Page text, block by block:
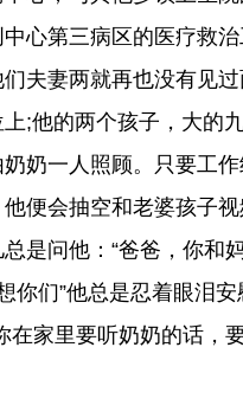
心第三病区的医疗救
夫妻两就再也没有见过
;他的两个孩子，大的
奶一人照顾。只要工
便会抽空和老婆孩子
是问他：“爸爸，你和
你们”他总是忍着眼泪安
在家里要听奶奶的话，